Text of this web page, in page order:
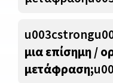
μια επίσημη /
μετάφραση;